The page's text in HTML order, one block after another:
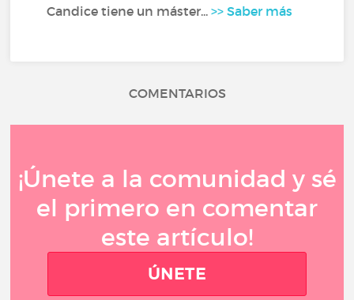
Candice tiene un máster...>> Saber más
COMENTARIOS
¡Únete a la comunidad y sé
el primero en comentar
este artículo!
ÚNETE